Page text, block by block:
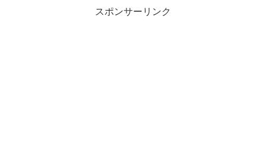
スポンサーリンク